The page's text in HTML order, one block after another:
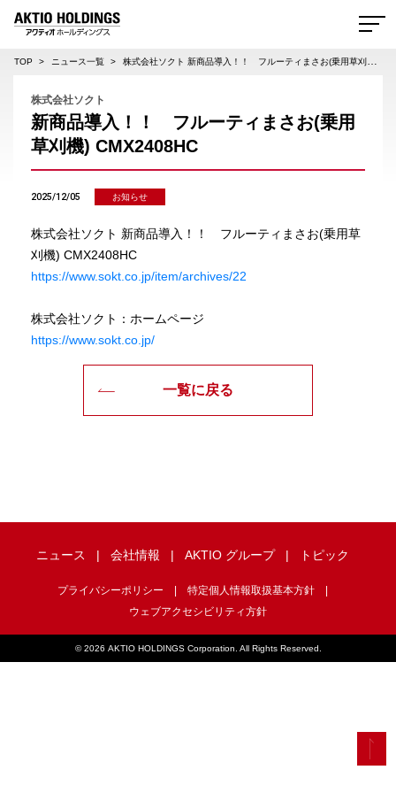
TOP ニュース一覧 株式会社ソクト 新商品導入！！ フルーティまさお(乗用草刈機) CMX2408HC
株式会社ソクト
新商品導入！！ フルーティまさお(乗用
草刈機) CMX2408HC
2025/12/05 お知らせ
株式会社ソクト 新商品導入！！ フルーティまさお(乗用草
刈機) CMX2408HC
https://www.sokt.co.jp/item/archives/22
株式会社ソクト：ホームページ
https://www.sokt.co.jp/
一覧に戻る
ニュース 会社情報 AKTIO グループ トピック
プライバシーポリシー
特定個人情報取扱基本方針
ウェブアクセシビリティ方針
©2026 AKTIO HOLDINGS Corporation. All Rights Reserved.